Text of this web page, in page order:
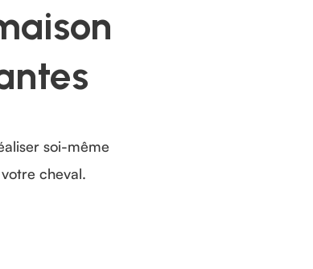
soi-même
cheval.